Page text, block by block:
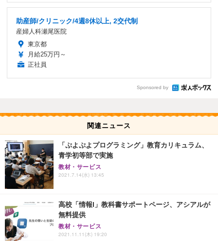
助産師/クリニック/4週8休以上, 2交代制
産婦人科瀬尾医院
東京都
月給25万円～
正社員
Sponsored by
関連ニュース
「ぷよぷよプログラミング」教育カリキュラム、
青学初等部で実施
教材・サービス
2021.7.14(水) 13:45
高校「情報I」教科書サポートページ、アシアルが
無料提供
教材・サービス
2021.11.11(木) 19:20